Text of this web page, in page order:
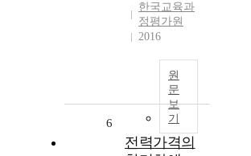
한국교육과
정평가원
2016
원
문
보
기
6
전력가격의